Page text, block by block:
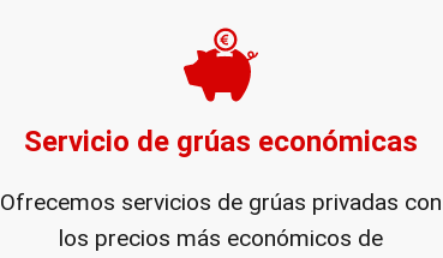
Servicio de grúas económicas
Ofrecemos servicios de grúas privadas con
los precios más económicos de